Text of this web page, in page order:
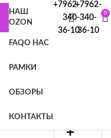
НАШ
OZON
FAQО НАС
РАМКИ
ОБЗОРЫ
КОНТАКТЫ
+7962-
340-
36-10
+7962-
340-
36-10
0